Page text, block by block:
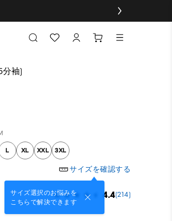
分袖)
L XL XXL 3XL
サイズを確認する
サイズ選択のお悩みを
こちらで解決できます
4.4(214)